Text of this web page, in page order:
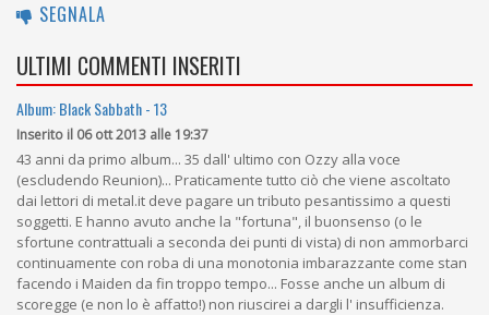
SEGNALA
ULTIMI COMMENTI INSERITI
Album: Black Sabbath - 13
Inserito il 06 ott 2013 alle 19:37
43 anni da primo album... 35 dall' ultimo con Ozzy alla voce
(escludendo Reunion)... Praticamente tutto ciò che viene ascoltato
dai lettori di metal.it deve pagare un tributo pesantissimo a questi
soggetti. E hanno avuto anche la "fortuna", il buonsenso (o le
sfortune contrattuali a seconda dei punti di vista) di non ammorbarci
continuamente con roba di una monotonia imbarazzante come stan
facendo i Maiden da fin troppo tempo... Fosse anche un album di
scoregge (e non lo è affatto!) non riuscirei a dargli l' insufficienza.